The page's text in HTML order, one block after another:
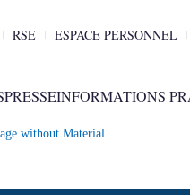
RSE ESPACE PERSONNEL
PRESSEINFORMATIONS
without Material